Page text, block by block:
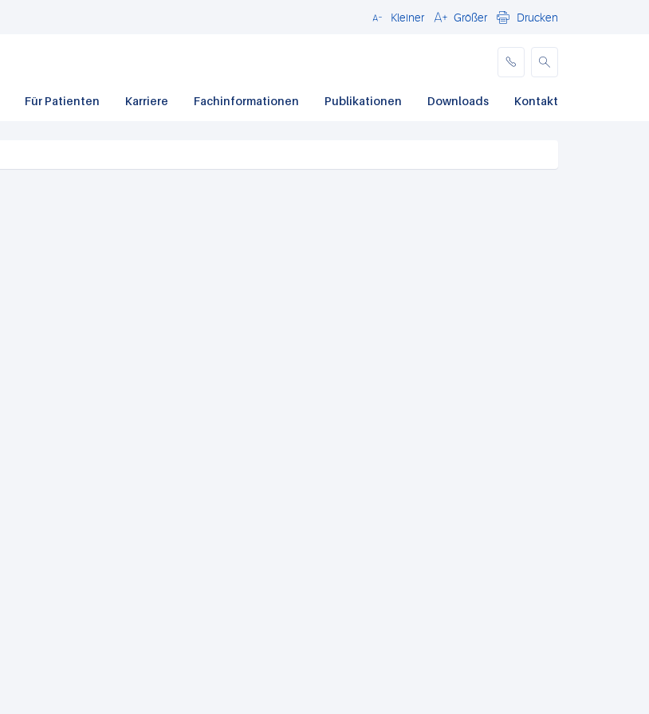
Schließen
Kleiner Größer Drucken
Für Patienten Karriere Fachinformationen Publikationen Downloads Kontakt